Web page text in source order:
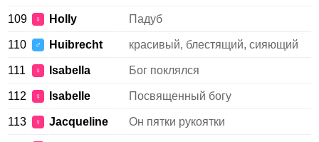
109 ♀ Holly Падуб
110 ♂ Huibrecht красивый, блестящий, сияющий
111 ♀ Isabella Бог поклялся
112 ♀ Isabelle Посвященный богу
113 ♀ Jacqueline Он пятки рукоятки